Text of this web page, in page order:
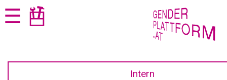
Zum
Seiteninhalt
Zur
Navigation
☰
Intern